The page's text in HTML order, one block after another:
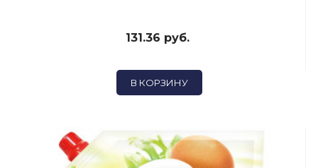
131.36 руб.
В КОРЗИНУ